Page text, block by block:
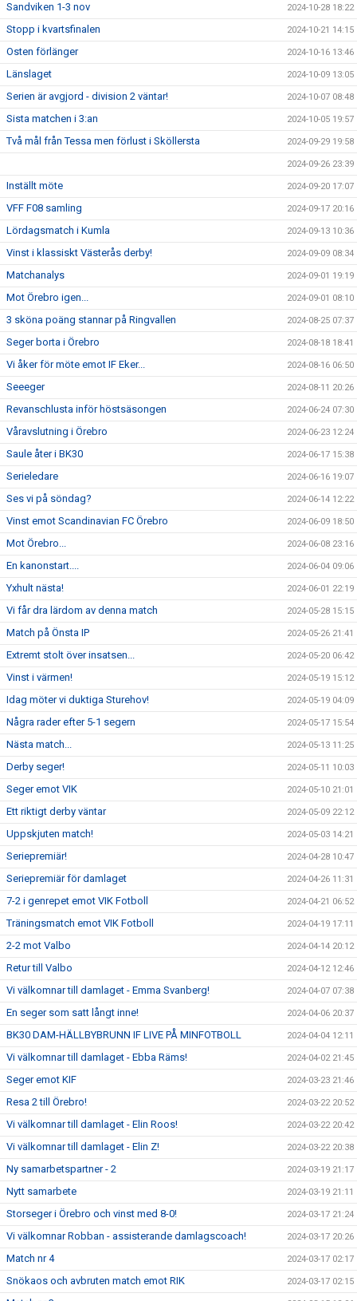
Sandviken 1-3 nov 2024-10-28 18:22
Stopp i kvartsfinalen 2024-10-21 14:15
Osten förlänger 2024-10-16 13:46
Länslaget 2024-10-09 13:05
Serien är avgjord - division 2 väntar! 2024-10-07 08:48
Sista matchen i 3:an 2024-10-05 19:57
Två mål från Tessa men förlust i Sköllersta 2024-09-29 19:58
2024-09-26 23:39
Inställt möte 2024-09-20 17:07
VFF F08 samling 2024-09-17 20:16
Lördagsmatch i Kumla 2024-09-13 10:36
Vinst i klassiskt Västerås derby! 2024-09-09 08:34
Matchanalys 2024-09-01 19:19
Mot Örebro igen... 2024-09-01 08:10
3 sköna poäng stannar på Ringvallen 2024-08-25 07:37
Seger borta i Örebro 2024-08-18 18:41
Vi åker för möte emot IF Eker... 2024-08-16 06:50
Seeeger 2024-08-11 20:26
Revanschlusta inför höstsäsongen 2024-06-24 07:30
Våravslutning i Örebro 2024-06-23 12:24
Saule åter i BK30 2024-06-17 15:38
Serieledare 2024-06-16 19:07
Ses vi på söndag? 2024-06-14 12:22
Vinst emot Scandinavian FC Örebro 2024-06-09 18:50
Mot Örebro... 2024-06-08 23:16
En kanonstart.... 2024-06-04 09:06
Yxhult nästa! 2024-06-01 22:19
Vi får dra lärdom av denna match 2024-05-28 15:15
Match på Önsta IP 2024-05-26 21:41
Extremt stolt över insatsen... 2024-05-20 06:42
Vinst i värmen! 2024-05-19 15:12
Idag möter vi duktiga Sturehov! 2024-05-19 04:09
Några rader efter 5-1 segern 2024-05-17 15:54
Nästa match... 2024-05-13 11:25
Derby seger! 2024-05-11 10:03
Seger emot VIK 2024-05-10 21:01
Ett riktigt derby väntar 2024-05-09 22:12
Uppskjuten match! 2024-05-03 14:21
Seriepremiär! 2024-04-28 10:47
Seriepremiär för damlaget 2024-04-26 11:31
7-2 i genrepet emot VIK Fotboll 2024-04-21 06:52
Träningsmatch emot VIK Fotboll 2024-04-19 17:11
2-2 mot Valbo 2024-04-14 20:12
Retur till Valbo 2024-04-12 12:46
Vi välkomnar till damlaget - Emma Svanberg! 2024-04-07 07:38
En seger som satt långt inne! 2024-04-06 20:37
BK30 DAM-HÄLLBYBRUNN IF LIVE PÅ MINFOTBOLL 2024-04-04 12:11
Vi välkomnar till damlaget - Ebba Räms! 2024-04-02 21:45
Seger emot KIF 2024-03-23 21:46
Resa 2 till Örebro! 2024-03-22 20:52
Vi välkomnar till damlaget - Elin Roos! 2024-03-22 20:42
Vi välkomnar till damlaget - Elin Z! 2024-03-22 20:38
Ny samarbetspartner - 2 2024-03-19 21:17
Nytt samarbete 2024-03-19 21:11
Storseger i Örebro och vinst med 8-0! 2024-03-17 21:24
Vi välkomnar Robban - assisterande damlagscoach! 2024-03-17 20:26
Match nr 4 2024-03-17 02:17
Snökaos och avbruten match emot RIK 2024-03-17 02:15